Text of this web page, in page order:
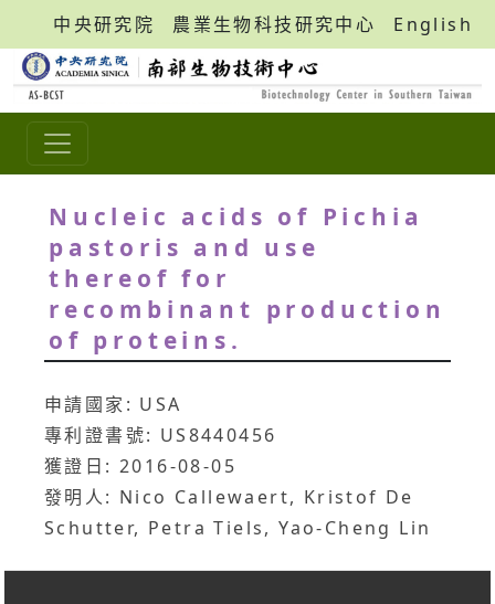
中央研究院 農業生物科技研究中心 English
Nucleic acids of Pichia
pastoris and use
thereof for
recombinant production
of proteins.
申請國家: USA
專利證書號: US8440456
獲證日: 2016-08-05
發明人: Nico Callewaert, Kristof De
Schutter, Petra Tiels, Yao-Cheng Lin